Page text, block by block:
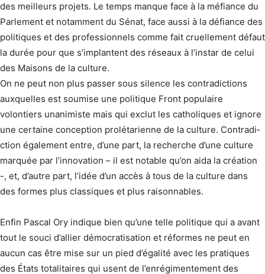
des meilleurs projets. Le temps manque face à la méfiance du
Parlement et notamment du Sénat, face aussi à la défiance des
politiques et des professionnels comme fait cruellement défaut
la durée pour que s’implantent des réseaux à l’instar de celui
des Maisons de la culture.
On ne peut non plus passer sous silence les contradictions
auxquelles est soumise une politique Front populaire
volontiers unanimiste mais qui exclut les catholiques et ignore
une certaine conception prolétarienne de la culture. Contradi­
ction également entre, d’une part, la recherche d’une culture
marquée par l’innovation – il est notable qu’on aida la création
-, et, d’autre part, l’idée d’un accès à tous de la culture dans
des formes plus classiques et plus raisonnables.
Enfin Pascal Ory indique bien qu’une telle politique qui a avant
tout le souci d’allier démocratisation et réformes ne peut en
aucun cas être mise sur un pied d’égalité avec les pratiques
des États totalitaires qui usent de l’enrégimentement des